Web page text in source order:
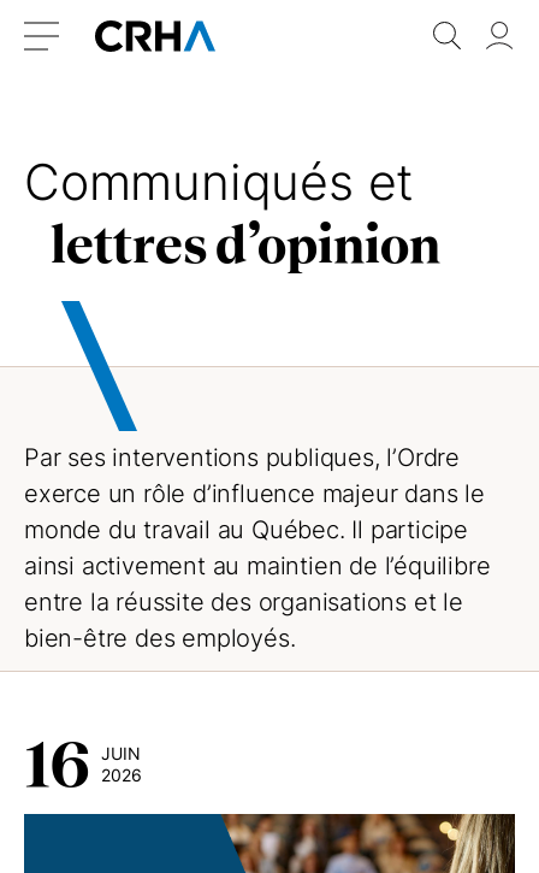
Retour
Communiqués et
lettres d’opinion
Par ses interventions publiques, l’Ordre
exerce un rôle d’influence majeur dans le
monde du travail au Québec. Il participe
ainsi activement au maintien de l’équilibre
entre la réussite des organisations et le
bien-être des employés.
16 JUIN
2026